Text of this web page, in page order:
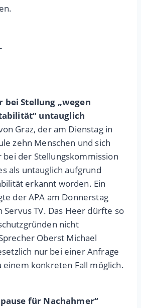
Stellung „wegen
untauglich
Graz, der am Dienstag in
zehn Menschen und sich
der Stellungskommission
als untauglich aufgrund
erkannt worden. Ein
der APA am Donnerstag
TV. Das Heer dürfte so
nicht
Oberst Michael
nur bei einer Anfrage
einem konkreten Fall möglich.
für Nachahmer“